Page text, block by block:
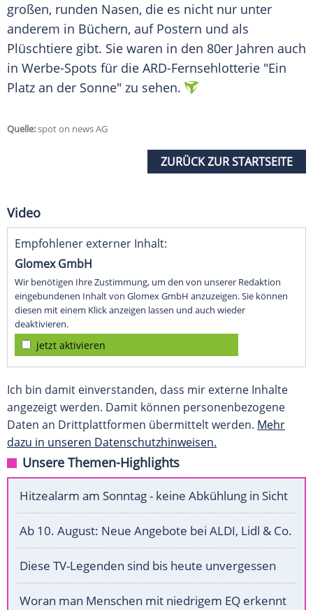
großen, runden Nasen, die es nicht nur unter
anderem in Büchern, auf Postern und als
Plüschtiere gibt. Sie waren in den 80er Jahren auch
in Werbe-Spots für die ARD-Fernsehlotterie "Ein
Platz an der Sonne" zu sehen.
Quelle:spot on news AG
ZURÜCK ZUR STARTSEITE
Video
Empfohlener externer Inhalt:
Glomex GmbH
Wir benötigen Ihre Zustimmung, um den von unserer Redaktion
eingebundenen Inhalt von Glomex GmbH anzuzeigen. Sie können
diesen mit einem Klick anzeigen lassen und auch wieder
deaktivieren.
jetzt aktivieren
Ich bin damit einverstanden, dass mir externe Inhalte
angezeigt werden. Damit können personenbezogene
Daten an Drittplattformen übermittelt werden. Mehr
dazu in unseren Datenschutzhinweisen.
Unsere Themen-Highlights
Hitzealarm am Sonntag - keine Abkühlung in Sicht
Ab 10. August: Neue Angebote bei ALDI, Lidl & Co.
Diese TV-Legenden sind bis heute unvergessen
Woran man Menschen mit niedrigem EQ erkennt